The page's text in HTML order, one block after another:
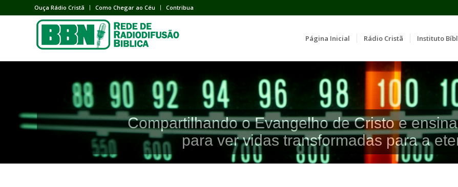
Ouça Rádio Cristã Como Chegar ao Céu Contribua
Página Inicial Rádio Cristã Instituto
Compartilhando o Evangelho de Cristo e
para ver vidas transformadas para a